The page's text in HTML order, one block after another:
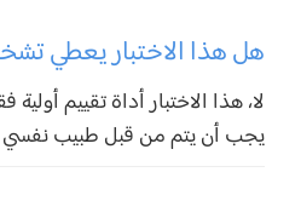
هل هذا الاختبار يعطي
لا، هذا الاختبار أداة تقييم
يجب أن يتم من قبل طبيب